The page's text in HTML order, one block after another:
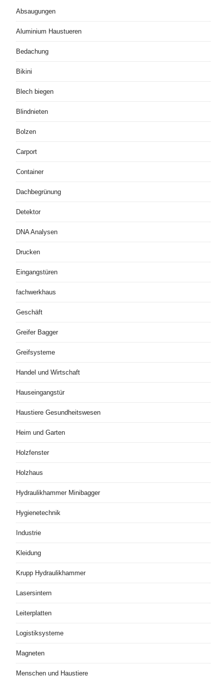
Absaugungen
Aluminium Haustueren
Bedachung
Bikini
Blech biegen
Blindnieten
Bolzen
Carport
Container
Dachbegrünung
Detektor
DNA Analysen
Drucken
Eingangstüren
fachwerkhaus
Geschäft
Greifer Bagger
Greifsysteme
Handel und Wirtschaft
Hauseingangstür
Haustiere Gesundheitswesen
Heim und Garten
Holzfenster
Holzhaus
Hydraulikhammer Minibagger
Hygienetechnik
Industrie
Kleidung
Krupp Hydraulikhammer
Lasersintern
Leiterplatten
Logistiksysteme
Magneten
Menschen und Haustiere